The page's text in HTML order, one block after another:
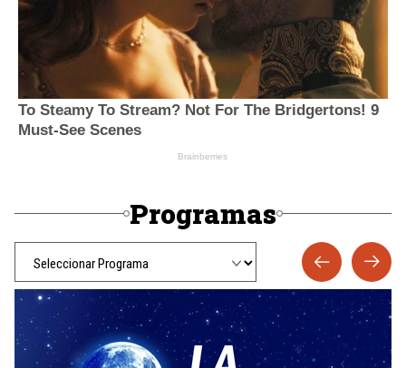
Programas